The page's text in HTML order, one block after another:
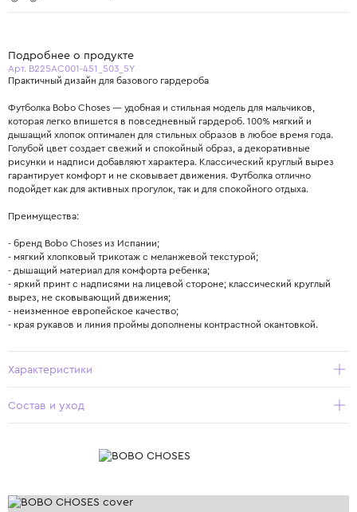
Подробнее о продукте
Арт. B225AC001-451_503_5Y
Практичный дизайн для базового гардероба
Футболка Bobo Choses — удобная и стильная модель для мальчиков,
которая легко впишется в повседневный гардероб. 100% мягкий и
дышащий хлопок оптимален для стильных образов в любое время года.
Голубой цвет создает свежий и спокойный образ, а декоративные
рисунки и надписи добавляют характера. Классический круглый вырез
гарантирует комфорт и не сковывает движения. Футболка отлично
подойдет как для активных прогулок, так и для спокойного отдыха.
Преимущества:
- бренд Bobo Choses из Испании;
- мягкий хлопковый трикотаж с меланжевой текстурой;
- дышащий материал для комфорта ребенка;
- яркий принт с надписями на лицевой стороне; классический круглый
вырез, не сковывающий движения;
- неизменное европейское качество;
- края рукавов и линия проймы дополнены контрастной окантовкой.
Характеристики
Состав и уход